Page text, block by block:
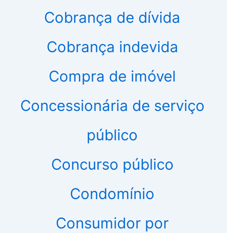
Cobrança de dívida
Cobrança indevida
Compra de imóvel
Concessionária de serviço
público
Concurso público
Condomínio
Consumidor por